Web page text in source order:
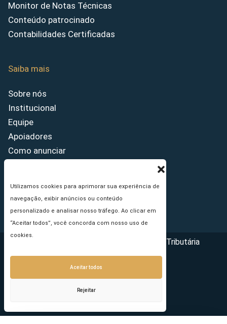
Utilizamos cookies para aprimorar sua experiência de
navegação, exibir anúncios ou conteúdo
personalizado e analisar nosso tráfego. Ao clicar em
“Aceitar todos”, você concorda com nosso uso de
cookies.
Aceitar todos
Rejeitar
Monitor de Notas Técnicas
Conteúdo patrocinado
Contabilidades Certificadas
Saiba mais
Sobre nós
Institucional
Equipe
Apoiadores
Como anunciar
Princípios Editoriais
Copyright © 2026 - Portal da Reforma Tributária